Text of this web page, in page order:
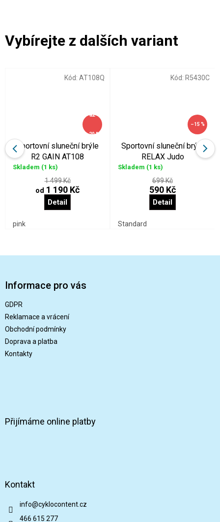
až
–20 %
sportovní sluneční brýle
R2 GAIN AT108
Skladem (1 ks)
1 499 Kč
od 1 190 Kč
Detail
pink
Kód: AT108Q
–15 %
Sportovní sluneční brýle
RELAX Judo
Skladem (1 ks)
699 Kč
590 Kč
Detail
Standard
Kód: R5430C
Informace pro vás
GDPR
Reklamace a vrácení
Obchodní podmínky
Doprava a platba
Kontakty
Přijímáme online platby
Kontakt
info@cyklocontent.cz
466 615 277